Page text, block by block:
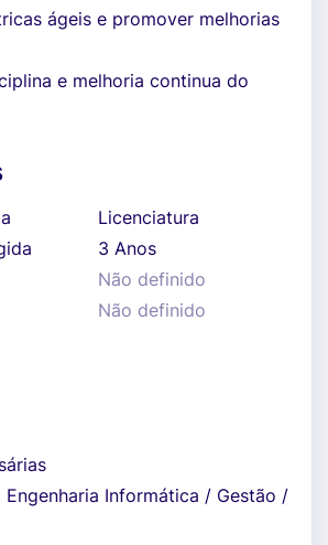
ágeis e promover melhorias
e melhoria continua do
Licenciatura
3 Anos
Não definido
Não definido
Engenharia Informática / Gestão /